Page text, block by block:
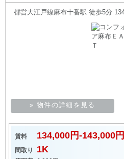
都営大江戸線麻布十番駅 徒歩5分
» 物件の詳細を見る
賃料 134,000円-143,000円
間取り 1K